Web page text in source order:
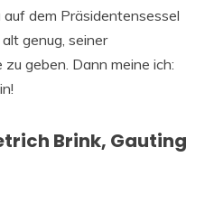
dem Präsidentensessel
genug, seiner
geben. Dann meine ich:
Brink, Gauting